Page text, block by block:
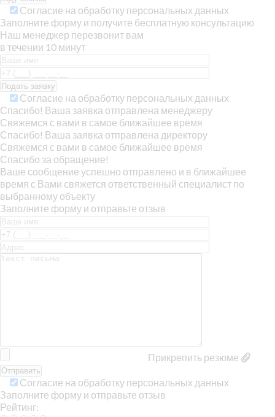
Согласие на обработку персональных данных
Заполните форму и получите бесплатную консультацию
Наш менеджер перезвонит вам
в течении 10 минут
Согласие на обработку персональных данных
Спасибо! Ваша заявка отправлена менеджеру
Свяжемся с вами в самое ближайшее время
Спасибо! Ваша заявка отправлена директору
Свяжемся с вами в самое ближайшее время
Спасибо за обращение!
Ваше сообщение успешно отправлено и в ближайшее
время с Вами свяжется ответственный специалист по
выбранному объекту
Заполните форму и отправьте отзыв
Прикрепить резюме
Согласие на обработку персональных данных
Заполните форму и отправьте отзыв
Рейтинг: